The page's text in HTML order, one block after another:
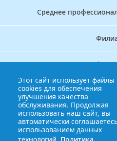
Среднее
Дополнительное
Аккредитационно —
Бережливый
Этот сайт использует файлы
cookies для обеспечения
улучшения качества
обслуживания. Продолжая
использовать наш сайт, вы
автоматически
использованием данных